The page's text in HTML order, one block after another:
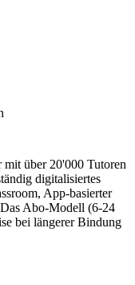
über 20'000 Tutoren
digitalisiertes
App-basierter
Abo-Modell (6-24
bei längerer Bindung